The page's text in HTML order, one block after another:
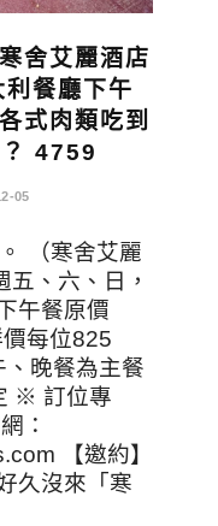
舍艾麗酒店
餐廳下午
式肉類吃到
4759
05
（寒舍艾麗
、六、日，
午餐原價
每位825
晚餐為主餐
※ 訂位專
：
【邀約】
久沒來「寒